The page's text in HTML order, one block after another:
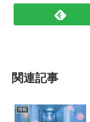
関連記事
情報